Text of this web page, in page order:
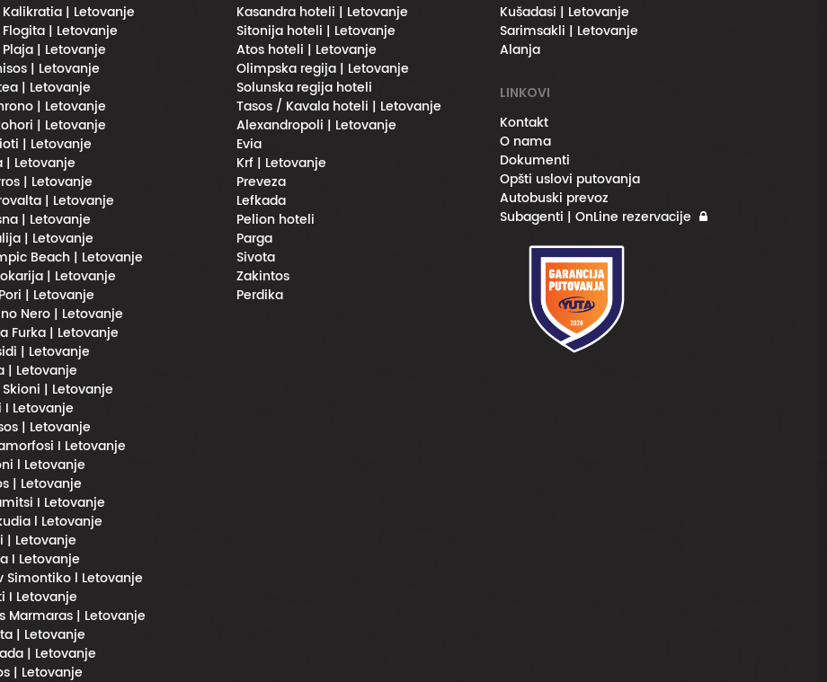
Kalikratia | Letovanje
Flogita | Letovanje
| Letovanje
| Letovanje
| Letovanje
| Letovanje
| Letovanje
| Letovanje
| Letovanje
| Letovanje
| Letovanje
| Letovanje
| Letovanje
Beach | Letovanje
| Letovanje
| Letovanje
Nero | Letovanje
Furka | Letovanje
| Letovanje
| Letovanje
| Letovanje
I Letovanje
| Letovanje
I Letovanje
l Letovanje
| Letovanje
I Letovanje
l Letovanje
| Letovanje
I Letovanje
Simontiko l Letovanje
I Letovanje
Marmaras | Letovanje
| Letovanje
| Letovanje
| Letovanje
Kasandra hoteli | Letovanje
Sitonija hoteli | Letovanje
Atos hoteli | Letovanje
Olimpska regija | Letovanje
Solunska regija hoteli
Tasos / Kavala hoteli | Letovanje
Alexandropoli | Letovanje
Evia
Krf | Letovanje
Preveza
Lefkada
Pelion hoteli
Parga
Sivota
Zakintos
Perdika
Kušadasi | Letovanje
Sarimsakli | Letovanje
Alanja
LINKOVI
Kontakt
O nama
Dokumenti
Opšti uslovi putovanja
Autobuski prevoz
Subagenti | OnLine rezervacije